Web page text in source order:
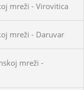
mreži - Virovitica
mreži - Daruvar
mreži -